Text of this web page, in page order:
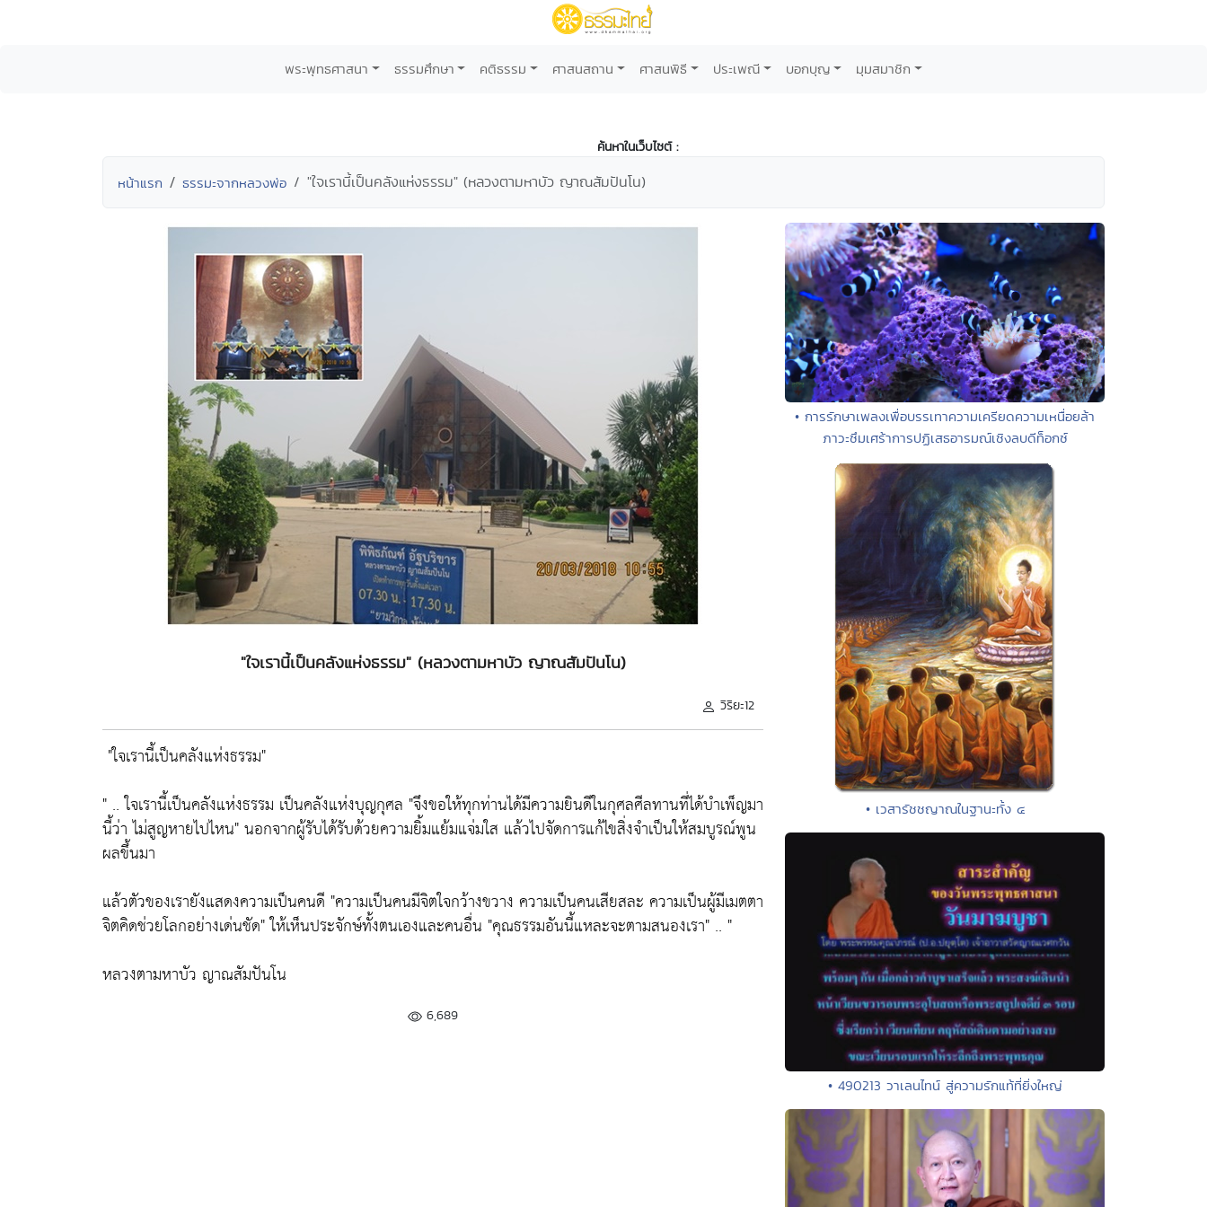
พระพุทธศาสนา ธรรมศึกษา คติธรรม ศาสนสถาน ศาสนพิธี ประเพณี บอกบุญ มุมสมาชิก
ค้นหาในเว็บไซต์ :
หน้าแรก ธรรมะจากหลวงพ่อ "ใจเรานี้เป็นคลังแห่งธรรม" (หลวงตามหาบัว ญาณสัมปันโน)
"ใจเรานี้เป็นคลังแห่งธรรม" (หลวงตามหาบัว ญาณสัมปันโน)
วิริยะ12
"ใจเรานี้เป็นคลังแห่งธรรม"
" .. ใจเรานี้เป็นคลังแห่งธรรม เป็นคลังแห่งบุญกุศล "จึงขอให้ทุกท่านได้มีความยินดีในกุศลศีลทานที่ได้บำเพ็ญมา
นี้ว่า ไม่สูญหายไปไหน"นอกจากผู้รับได้รับด้วยความยิ้มแย้มแจ่มใส แล้วไปจัดการแก้ไขสิ่งจำเป็นให้สมบูรณ์พูน
ผลขึ้นมา
แล้วตัวของเรายังแสดงความเป็นคนดี "ความเป็นคนมีจิตใจกว้างขวาง ความเป็นคนเสียสละ ความเป็นผู้มีเมตตา
จิตคิดช่วยโลกอย่างเด่นชัด"ให้เห็นประจักษ์ทั้งตนเองและคนอื่น "คุณธรรมอันนี้แหละจะตามสนองเรา" .. "
หลวงตามหาบัว ญาณสัมปันโน
6,689
• การรักษาเพลงเพื่อบรรเทาความเครียดความเหนื่อยล้า
ภาวะซึมเศร้าการปฏิเสธอารมณ์เชิงลบดีท็อกซ์
• เวสารัชชญาณในฐานะทั้ง ๔
• 490213 วาเลนไทน์ สู่ความรักแท้ที่ยิ่งใหญ่